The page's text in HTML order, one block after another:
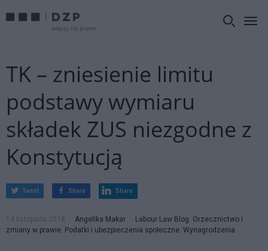
TK – zniesienie limitu
podstawy wymiaru
składek ZUS niezgodne z
Konstytucją
Tweet Share Share
14 listopada 2018 Angelika Makar Labour Law Blog, Orzecznictwo i
zmiany w prawie, Podatki i ubezpieczenia społeczne, Wynagrodzenia